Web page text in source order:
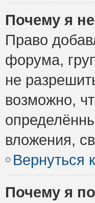
Почему я
Право
форума,
не
возможно,
вложения,
Вернуться
Почему я